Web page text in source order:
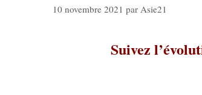
10 novembre 2021 par Asie21
Suivez